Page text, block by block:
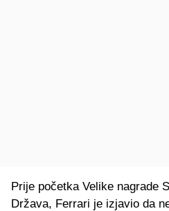
Prije početka Velike nagrade
Država, Ferrari je izjavio da